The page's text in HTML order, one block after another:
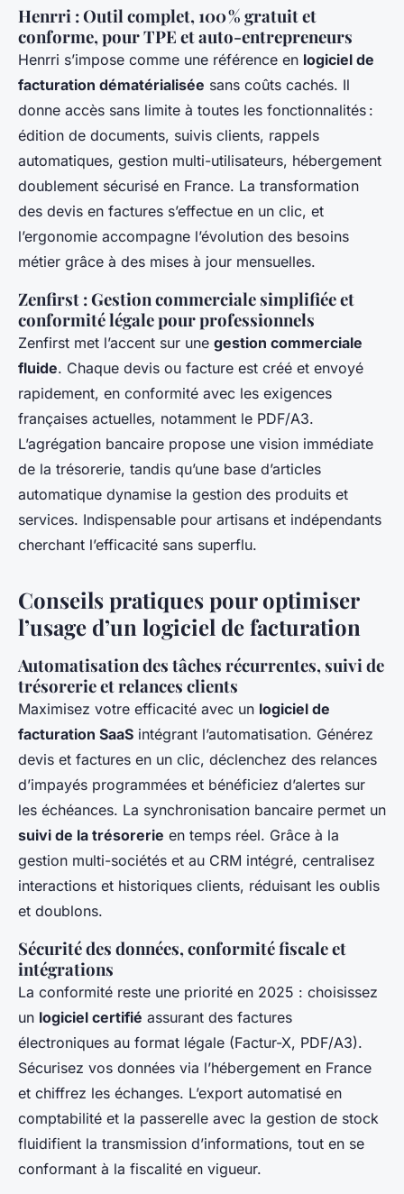
Henrri : Outil complet, 100 % gratuit et
conforme, pour TPE et auto-entrepreneurs
Henrri s’impose comme une référence en logiciel de
facturation dématérialisée sans coûts cachés. Il
donne accès sans limite à toutes les fonctionnalités :
édition de documents, suivis clients, rappels
automatiques, gestion multi-utilisateurs, hébergement
doublement sécurisé en France. La transformation
des devis en factures s’effectue en un clic, et
l’ergonomie accompagne l’évolution des besoins
métier grâce à des mises à jour mensuelles.
Zenfirst : Gestion commerciale simplifiée et
conformité légale pour professionnels
Zenfirst met l’accent sur une gestion commerciale
fluide. Chaque devis ou facture est créé et envoyé
rapidement, en conformité avec les exigences
françaises actuelles, notamment le PDF/A3.
L’agrégation bancaire propose une vision immédiate
de la trésorerie, tandis qu’une base d’articles
automatique dynamise la gestion des produits et
services. Indispensable pour artisans et indépendants
cherchant l’efficacité sans superflu.
Conseils pratiques pour optimiser
l’usage d’un logiciel de facturation
Automatisation des tâches récurrentes, suivi de
trésorerie et relances clients
Maximisez votre efficacité avec un logiciel de
facturation SaaS intégrant l’automatisation. Générez
devis et factures en un clic, déclenchez des relances
d’impayés programmées et bénéficiez d’alertes sur
les échéances. La synchronisation bancaire permet un
suivi de la trésorerie en temps réel. Grâce à la
gestion multi-sociétés et au CRM intégré, centralisez
interactions et historiques clients, réduisant les oublis
et doublons.
Sécurité des données, conformité fiscale et
intégrations
La conformité reste une priorité en 2025 : choisissez
un logiciel certifié assurant des factures
électroniques au format légale (Factur-X, PDF/A3).
Sécurisez vos données via l’hébergement en France
et chiffrez les échanges. L’export automatisé en
comptabilité et la passerelle avec la gestion de stock
fluidifient la transmission d’informations, tout en se
conformant à la fiscalité en vigueur.